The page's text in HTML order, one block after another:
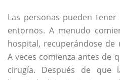
Las personas pueden
entornos. A menudo
hospital, recuperándose de
A veces comienza antes de
cirugía. Después de que